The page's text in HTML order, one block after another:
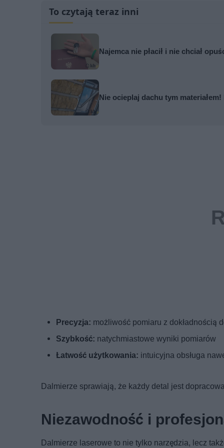
To czytają teraz inni
Najemca nie płacił i nie chciał
Nie ocieplaj dachu tym
Precyzja: możliwość pomiaru z dokładnością
Szybkość: natychmiastowe wyniki pomiarów
Łatwość użytkowania: intuicyjna obsługa
Dalmierze sprawiają, że każdy detal jest
Niezawodność i
Dalmierze laserowe to nie tylko narzędzia, lecz